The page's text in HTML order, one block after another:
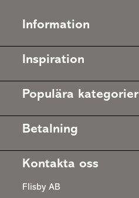
Information
Inspiration
Populära kategorier
Betalning
Kontakta oss
Flisby AB